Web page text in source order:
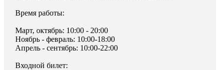
Время работы:
Март, октябрь: 10:00 - 20:00
Ноябрь - февраль: 10:00-18:00
Апрель - сентябрь: 10:00-22:00
Входной билет: